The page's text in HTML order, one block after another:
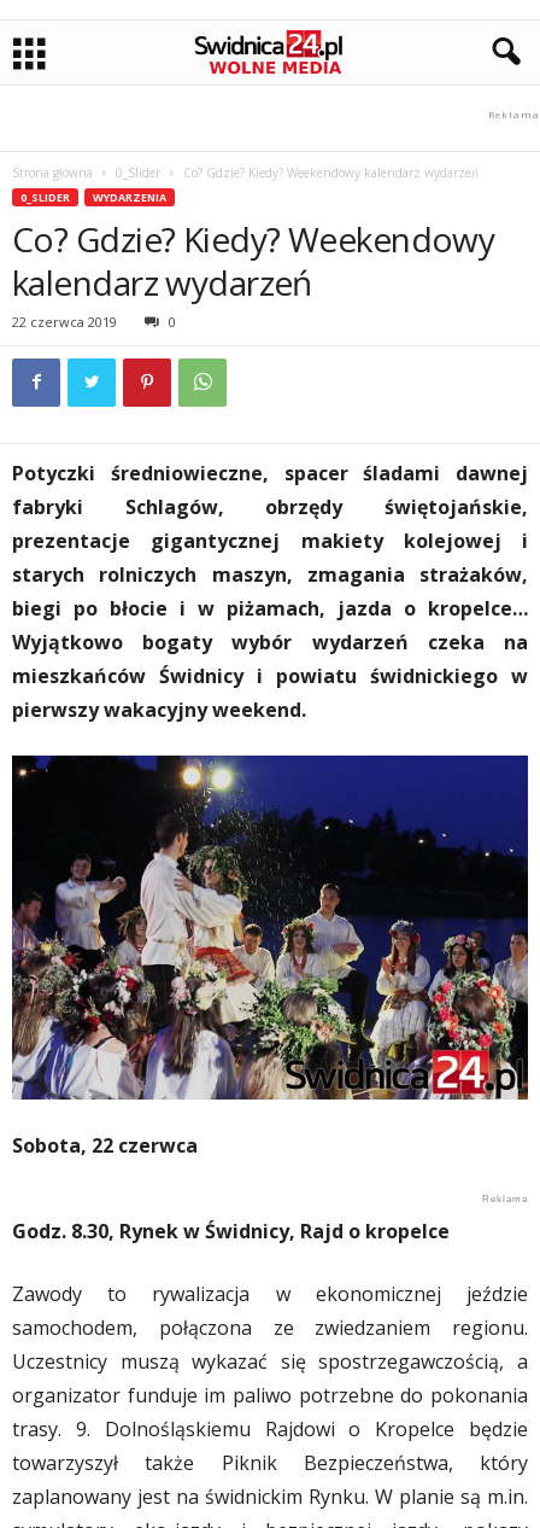
Strona główna 0_Slider Co? Gdzie? Kiedy? Weekendowy kalendarz wydarzeń
0_SLIDER WYDARZENIA
Co? Gdzie? Kiedy? Weekendowy
kalendarz wydarzeń
22 czerwca 2019 0
Potyczki średniowieczne, spacer śladami dawnej
fabryki Schlagów, obrzędy świętojańskie,
prezentacje gigantycznej makiety kolejowej i
starych rolniczych maszyn, zmagania strażaków,
biegi po błocie i w piżamach, jazda o kropelce…
Wyjątkowo bogaty wybór wydarzeń czeka na
mieszkańców Świdnicy i powiatu świdnickiego w
pierwszy wakacyjny weekend.
Sobota, 22 czerwca
Godz. 8.30, Rynek w Świdnicy, Rajd o kropelce
Zawody to rywalizacja w ekonomicznej jeździe
samochodem, połączona ze zwiedzaniem regionu.
Uczestnicy muszą wykazać się spostrzegawczością, a
organizator funduje im paliwo potrzebne do pokonania
trasy. 9. Dolnośląskiemu Rajdowi o Kropelce będzie
towarzyszył także Piknik Bezpieczeństwa, który
zaplanowany jest na świdnickim Rynku. W planie są m.in.